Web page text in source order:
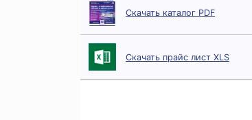
Скачать каталог PDF
Скачать прайс лист XLS